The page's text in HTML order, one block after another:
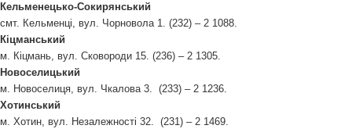
Кельменецько-Сокирянський
смт. Кельменці, вул. Чорновола 1. (232) – 2 1088.
Кіцманський
м. Кіцмань, вул. Сковороди 15. (236) – 2 1305.
Новоселицький
м. Новоселиця, вул. Чкалова 3. (233) – 2 1236.
Хотинський
м. Хотин, вул. Незалежності 32. (231) – 2 1469.